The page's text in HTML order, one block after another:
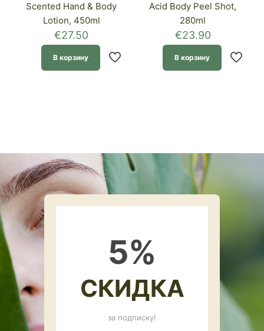
Scented Hand & Body
Lotion, 450ml
€27.50
В корзину
Acid Body Peel Shot,
280ml
€23.90
В корзину
5%
СКИДКА
за подписку!